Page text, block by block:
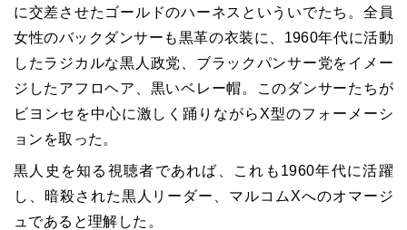
に交差させたゴールドのハーネスといういでたち。全員
女性のバックダンサーも黒革の衣装に、1960年代に活動
したラジカルな黒人政党、ブラックパンサー党をイメー
ジしたアフロヘア、黒いベレー帽。このダンサーたちが
ビヨンセを中心に激しく踊りながらX型のフォーメーシ
ョンを取った。
黒人史を知る視聴者であれば、これも1960年代に活躍
し、暗殺された黒人リーダー、マルコムXへのオマージ
ュであると理解した。